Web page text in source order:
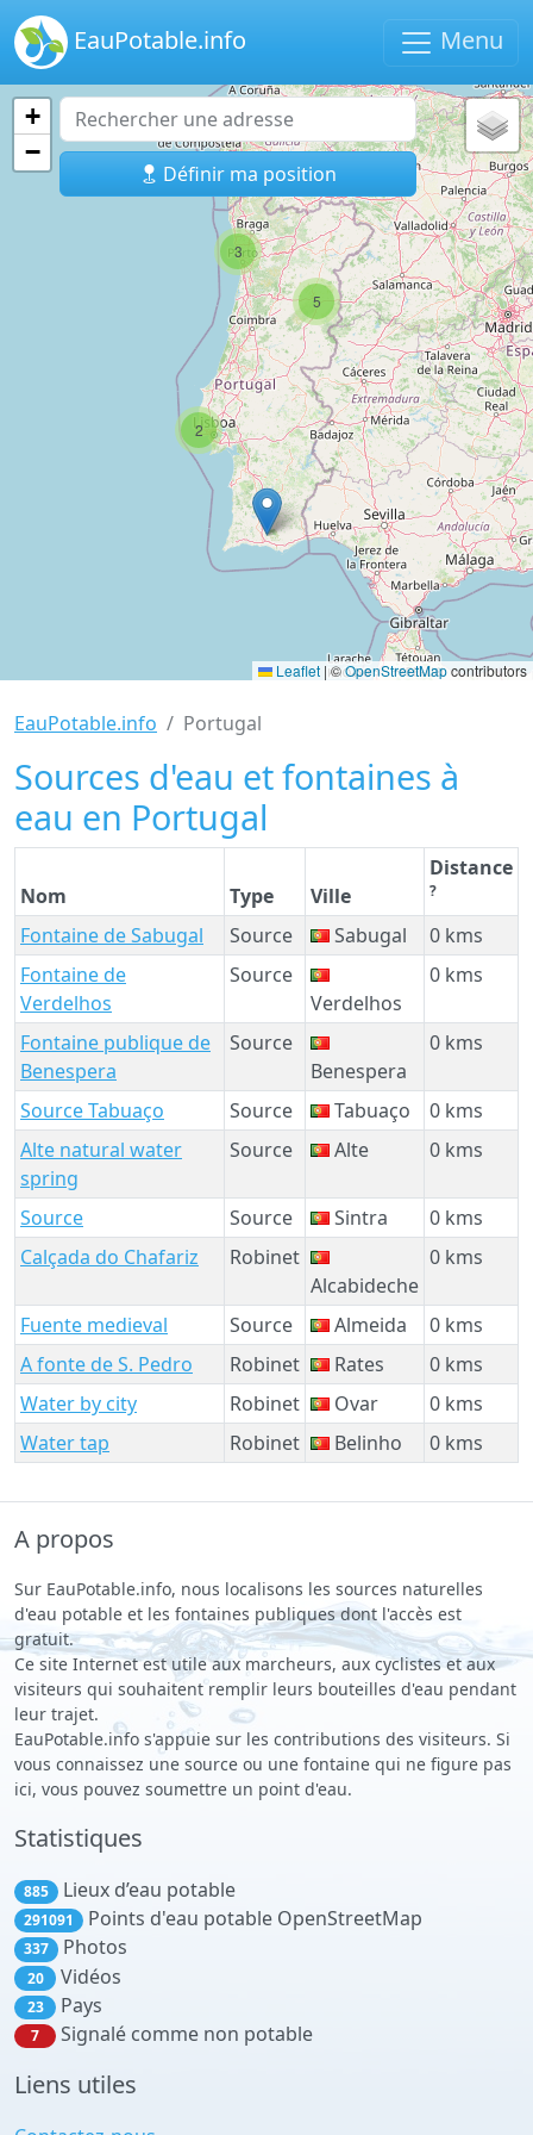
EauPotable.info Menu
Définir ma position
3
2
5
+
−
Leaflet |©OpenStreetMapcontributors
EauPotable.info Portugal
Sources d'eau et fontaines à
eau en Portugal
Nom Type Ville
Distance
?
Fontaine de Sabugal Source Sabugal
0 kms
Fontaine de
Verdelhos
Source
Verdelhos
0 kms
Fontaine publique de
Benespera
Source
Benespera
0 kms
Source Tabuaço Source Tabuaço
0 kms
Alte natural water
spring
Source Alte 0 kms
Source Source Sintra
0 kms
Calçada do Chafariz
Robinet
Alcabideche
0 kms
Fuente medieval Source Almeida
0 kms
A fonte de S. Pedro
Robinet Rates
0 kms
Water by city
Robinet Ovar
0 kms
Water tap
Robinet Belinho 0 kms
A propos
Sur EauPotable.info, nous localisons les sources naturelles
d'eau potable et les fontaines publiques dont l'accès est
gratuit.
Ce site Internet est utile aux marcheurs, aux cyclistes et aux
visiteurs qui souhaitent remplir leurs bouteilles d'eau pendant
leur trajet.
EauPotable.info s'appuie sur les contributions des visiteurs. Si
vous connaissez une source ou une fontaine qui ne figure pas
ici, vous pouvez soumettre un point d'eau.
Statistiques
885 Lieux d’eau potable
291091 Points d'eau potable OpenStreetMap
337 Photos
20 Vidéos
23 Pays
7 Signalé comme non potable
Liens utiles